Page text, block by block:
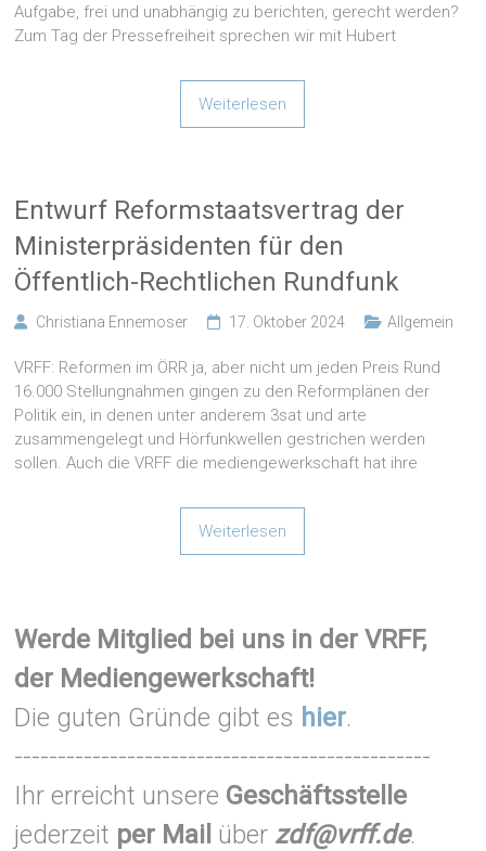
Aufgabe, frei und unabhängig zu berichten, gerecht werden?
Zum Tag der Pressefreiheit sprechen wir mit Hubert
Weiterlesen
Entwurf Reformstaatsvertrag der
Ministerpräsidenten für den
Öffentlich-Rechtlichen Rundfunk
Christiana Ennemoser 17. Oktober 2024 Allgemein
VRFF: Reformen im ÖRR ja, aber nicht um jeden Preis Rund
16.000 Stellungnahmen gingen zu den Reformplänen der
Politik ein, in denen unter anderem 3sat und arte
zusammengelegt und Hörfunkwellen gestrichen werden
sollen. Auch die VRFF die mediengewerkschaft hat ihre
Weiterlesen
Werde Mitglied bei uns in der VRFF,
der Mediengewerkschaft!
Die guten Gründe gibt es hier.
------------------------------------------------
Ihr erreicht unsere Geschäftsstelle
jederzeit per Mail über zdf@vrff.de.